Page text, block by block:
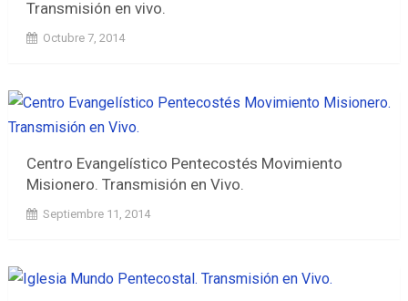
Transmisión en vivo.
Octubre 7, 2014
Centro Evangelístico Pentecostés Movimiento
Misionero. Transmisión en Vivo.
Septiembre 11, 2014